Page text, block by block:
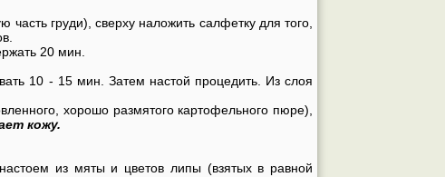
груди), сверху наложить салфетку для того,
20 мин.
10 - 15 мин. Затем настой процедить. Из слоя
хорошо размятого картофельного пюре),
кожу.
из мяты и цветов липы (взятых в равной